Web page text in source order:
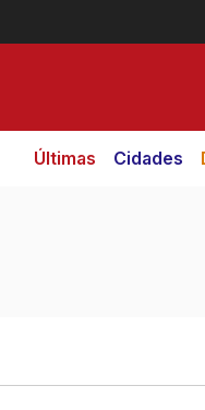
Últimas Cidades